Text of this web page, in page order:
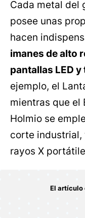
Cada metal del
posee unas
hacen
imanes de alto
pantallas LED
ejemplo, el
mientras que el
Holmio se
corte industrial,
rayos X